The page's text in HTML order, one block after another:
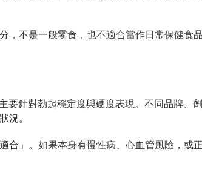
不是一般零食，也不適合當作日常保健食
針對勃起穩定度與硬度表現。不同品牌、
況。
」。如果本身有慢性病、心血管風險，或